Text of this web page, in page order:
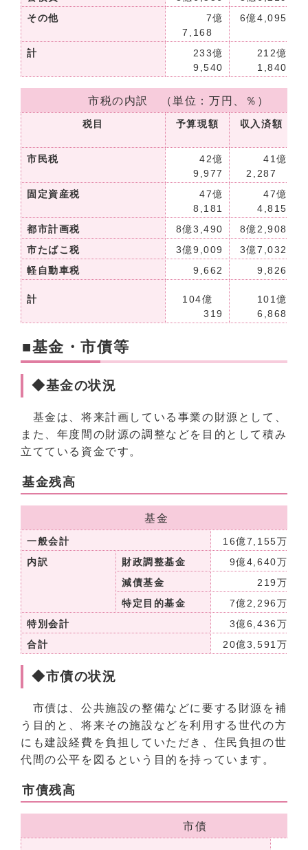
その他
7億
7,168
6億4,095
計
233億
9,540
212億
1,840
市税の内訳 （単位：万円、％）
税目 予算現額 収入済額
市民税
42億
9,977
41億
2,287
固定資産税
47億
8,181
47億
4,815
都市計画税 8億3,490 8億2,908
市たばこ税
3億9,009 3億7,032
軽自動車税
9,662 9,826
計
104億
319
101億
6,868
■基金・市債等
◆基金の状況
基金は、将来計画している事業の財源として、
また、年度間の財源の調整などを目的として積み
立てている資金です。
基金残高
基金
一般会計
16億7,155万円
内訳
財政調整基金
9億4,640万円
減債基金
219万円
特定目的基金
7億2,296万円
特別会計
3億6,436万円
合計
20億3,591万円
◆市債の状況
市債は、公共施設の整備などに要する財源を補
う目的と、将来その施設などを利用する世代の方
にも建設経費を負担していただき、住民負担の世
代間の公平を図るという目的を持っています。
市債残高
市債